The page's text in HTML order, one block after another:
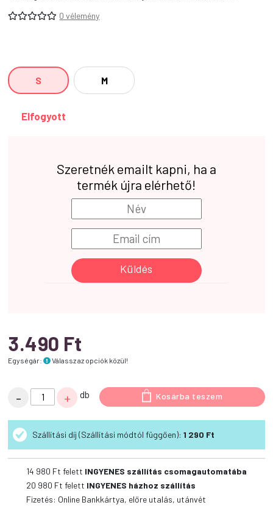
0 vélemény
S M
Elfogyott
Szeretnék emailt kapni, ha a
termék újra elérhető!
Küldés
3.490 Ft
Egységár: Válassz az opciók közül!
-
Kerámia
fatuskó
bujkáló
mennyiség
+ db Kosárba teszem
Szállítási díj (Szállítási módtól függően): 1 290 Ft
14 980 Ft felett INGYENES szállítás csomagautomatába
20 980 Ft felett INGYENES házhoz szállítás
Fizetés: Online Bankkártya, előre utalás, utánvét